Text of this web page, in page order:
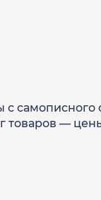
с самописного
товаров —